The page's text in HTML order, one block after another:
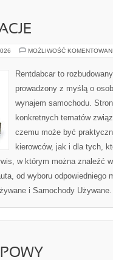
MOŻLIWOŚĆ
Rentdabcar to
prowadzony z myślą o
wynajem samochodu.
konkretnych tematów
czemu może być
kierowców, jak i dla tych,
w którym można znaleźć
od wyboru odpowiedniego
i Samochody